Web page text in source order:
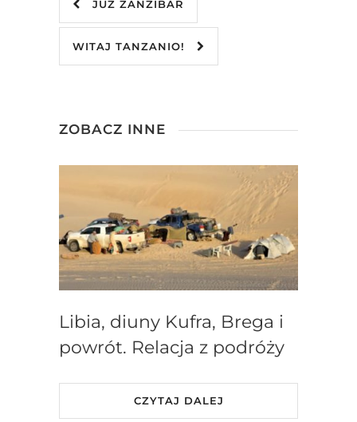
JUŻ ZANZIBAR
WITAJ TANZANIO!
ZOBACZ INNE
Libia, diuny Kufra, Brega i
powrót. Relacja z podróży
CZYTAJ DALEJ